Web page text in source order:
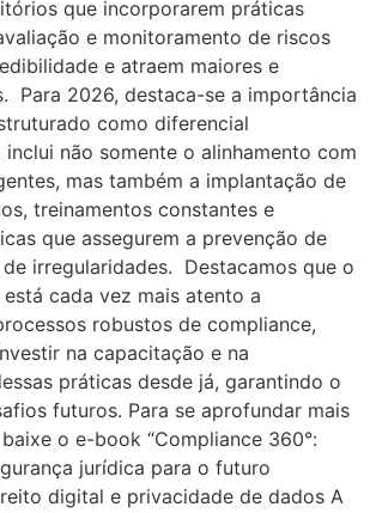
que incorporarem práticas
e monitoramento de riscos
e atraem maiores e
Para 2026, destaca-se a importância
como diferencial
não somente o alinhamento com
mas também a implantação de
treinamentos constantes e
que assegurem a prevenção de
irregularidades. Destacamos que o
cada vez mais atento a
robustos de compliance,
na capacitação e na
práticas desde já, garantindo o
futuros. Para se aprofundar mais
o e-book “Compliance 360°:
jurídica para o futuro
digital e privacidade de dados A